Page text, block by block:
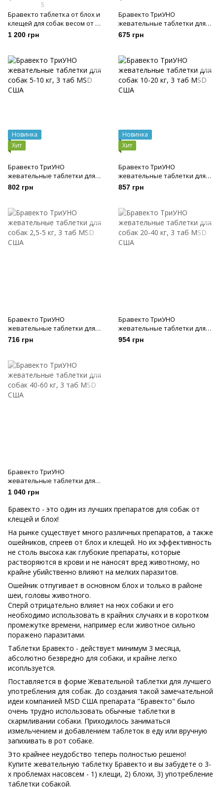
5
Бравекто таблетка от блох и
клещей для собак весом от 10
до 20 кг, 500 мг
1 200 грн
Бравекто ТриУНО
жевательные таблетки для
собак 1,27-2,5 кг, 3 таб
675 грн
Новинка
Хит
Бравекто ТриУНО
жевательные таблетки для
собак 5-10 кг, 3 таб
802 грн
Новинка
Хит
Бравекто ТриУНО
жевательные таблетки для
собак 10-20 кг, 3 таб
857 грн
Бравекто ТриУНО
жевательные таблетки для
собак 2,5-5 кг, 3 таб
716 грн
Бравекто ТриУНО
жевательные таблетки для
собак 20-40 кг, 3 таб
954 грн
Бравекто ТриУНО
жевательные таблетки для
собак 40-60 кг, 3 таб
1 040 грн
Бравекто - это один из лучших препаратов для собак от
клещей и блох!
На рынке существует много различных препаратов, а также
ошейников, спреев от блох и клещей. Но их эффективность
не столь высока как глубокие препараты, которые
растворяются в крови и не наносят вред животному, но
крайне убийственно влияют на мелких паразитов.
Ошейник отпугивает в основном блох и только в районе
шеи, головы животного.
Сперй отрицательно влияет на нюх собаки и его
необходимо использовать в крайних случаях и в коротком
промежутке времени, например если животное сильно
поражено паразитами.
Таблетки Бравекто - действует минимум 3 месяца,
абсолютно безвредно для собаки, и крайне легко
исопльзуется.
Поставляется в форме Жевательной таблетки для лучшего
употребления для собак. До создания такой замечательной
идеи компанией MSD США препарата "Бравекто" было
очень трудно использовать обычные таблетки в
скармливании собаки. Приходилось заниматься
измельчением и добавлением таблеток в еду или вручную
запихивать в рот собаке.
Это крайнее неудобство теперь полностью решено!
Купите жевательную таблетку Бравекто и вы забудете о 3-
х проблемах насовсем - 1) клещи, 2) блохи, 3) употребление
таблетки собакой.